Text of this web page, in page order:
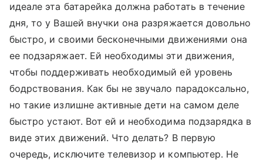
идеале эта батарейка должна работать в течение
дня, то у Вашей внучки она разряжается довольно
быстро, и своими бесконечными движениями она
ее подзаряжает. Ей необходимы эти движения,
чтобы поддерживать необходимый ей уровень
бодрствования. Как бы не звучало парадоксально,
но такие излишне активные дети на самом деле
быстро устают. Вот ей и необходима подзарядка в
виде этих движений. Что делать? В первую
очередь, исключите телевизор и компьютер. Не